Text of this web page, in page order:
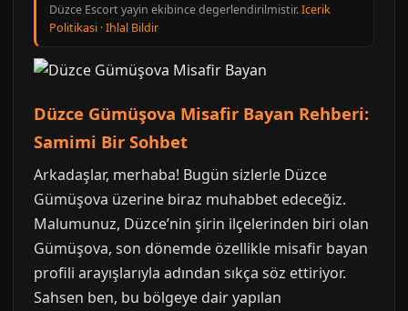
Düzce Escort yayin ekibince degerlendirilmistir.Icerik
Politikasi ·Ihlal Bildir
Düzce Gümüşova Misafir Bayan Rehberi:
Samimi Bir Sohbet
Arkadaşlar, merhaba! Bugün sizlerle Düzce
Gümüşova üzerine biraz muhabbet edeceğiz.
Malumunuz, Düzce’nin şirin ilçelerinden biri olan
Gümüşova, son dönemde özellikle misafir bayan
profili arayışlarıyla adından sıkça söz ettiriyor.
Sahsen ben, bu bölgeye dair yapılan